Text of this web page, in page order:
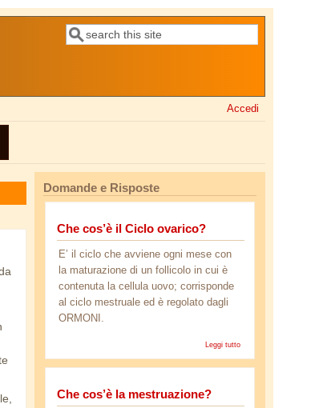
Form di ricerca
Cerca
Accedi
Domande e Risposte
Che cos’è il Ciclo ovarico?
E’ il ciclo che avviene ogni mese con
la maturazione di un follicolo in cui è
contenuta la cellula uovo; corrisponde
al ciclo mestruale ed è regolato dagli
ORMONI.
Leggi tutto
Ciclo
Che cos’è la mestruazione?